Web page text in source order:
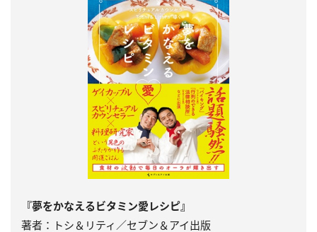
『夢をかなえるビタミン愛レシピ』
著者：トシ＆リティ／セブン＆アイ出版